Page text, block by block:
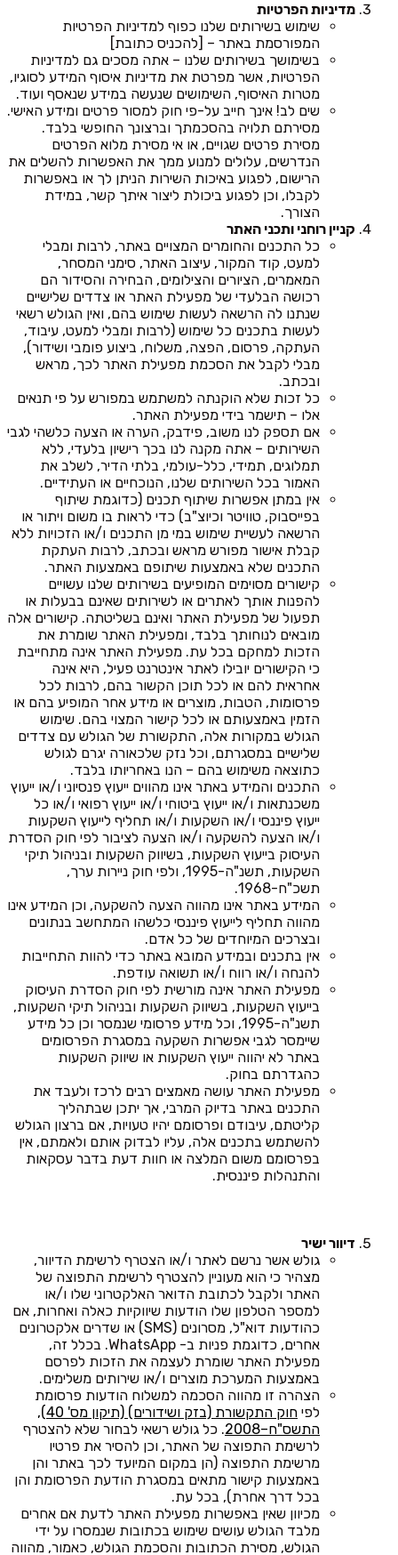
מדיניות הפרטיות
שימוש בשירותים שלנו כפוף למדיניות הפרטיות
המפורסמת באתר – [להכניס כתובת]
בשימושך בשירותים שלנו – אתה מסכים גם למדיניות
הפרטיות, אשר מפרטת את מדיניות איסוף המידע לסוגיו,
מטרות האיסוף, השימושים שנעשה במידע שנאסף ועוד.
שים לב! אינך חייב על-פי חוק למסור פרטים ומידע האישי.
מסירתם תלויה בהסכמתך וברצונך החופשי בלבד.
מסירת פרטים שגויים, או אי מסירת מלוא הפרטים
הנדרשים, עלולים למנוע ממך את האפשרות להשלים את
הרישום, לפגוע באיכות השירות הניתן לך או באפשרות
לקבלו, וכן לפגוע ביכולת ליצור איתך קשר, במידת
הצורך.
קניין רוחני ותכני האתר
כל התכנים והחומרים המצויים באתר, לרבות ומבלי
למעט, קוד המקור, עיצוב האתר, סימני המסחר,
המאמרים, הציורים והצילומים, הבחירה והסידור הם
רכושה הבלעדי של מפעילת האתר או צדדים שלישיים
שנתנו לה הרשאה לעשות שימוש בהם, ואין הגולש רשאי
לעשות בתכנים כל שימוש (לרבות ומבלי למעט, עיבוד,
העתקה, פרסום, הפצה, משלוח, ביצוע פומבי ושידור),
מבלי לקבל את הסכמת מפעילת האתר לכך, מראש
ובכתב.
כל זכות שלא הוקנתה למשתמש במפורש על פי תנאים
אלו – תישמר בידי מפעילת האתר.
אם תספק לנו משוב, פידבק, הערה או הצעה כלשהי לגבי
השירותים – אתה מקנה לנו בכך רישיון בלעדי, ללא
תמלוגים, תמידי, כלל-עולמי, בלתי הדיר, לשלב את
האמור בכל השירותים שלנו, הנוכחיים או העתידיים.
אין במתן אפשרות שיתוף תכנים (כדוגמת שיתוף
בפייסבוק, טוויטר וכיוצ"ב) כדי לראות בו משום ויתור או
הרשאה לעשיית שימוש במי מן התכנים ו/או הזכויות ללא
קבלת אישור מפורש מראש ובכתב, לרבות העתקת
התכנים שלא באמצעות שיתופם באמצעות האתר.
קישורים מסוימים המופיעים בשירותים שלנו עשויים
להפנות אותך לאתרים או לשירותים שאינם בבעלות או
תפעול של מפעילת האתר ואינם בשליטתה. קישורים אלה
מובאים לנוחותך בלבד, ומפעילת האתר שומרת את
הזכות למחקם בכל עת. מפעילת האתר אינה מתחייבת
כי הקישורים יובילו לאתר אינטרנט פעיל, היא אינה
אחראית להם או לכל תוכן הקשור בהם, לרבות לכל
פרסומות, הטבות, מוצרים או מידע אחר המופיע בהם או
הזמין באמצעותם או לכל קישור המצוי בהם. שימוש
הגולש במקורות אלה, התקשורת של הגולש עם צדדים
שלישיים במסגרתם, וכל נזק שלכאורה יגרם לגולש
כתוצאה משימוש בהם – הנו באחריותו בלבד.
התכנים והמידע באתר אינו מהווים ייעוץ פנסיוני ו/או ייעוץ
משכנתאות ו/או ייעוץ ביטוחי ו/או ייעוץ רפואי ו/או כל
ייעוץ פיננסי ו/או השקעות ו/או תחליף לייעוץ השקעות
ו/או הצעה להשקעה ו/או הצעה לציבור לפי חוק הסדרת
העיסוק בייעוץ השקעות, בשיווק השקעות ובניהול תיקי
השקעות, תשנ"ה-1995, ולפי חוק ניירות ערך,
תשכ"ח-1968.
המידע באתר אינו מהווה הצעה להשקעה, וכן המידע אינו
מהווה תחליף לייעוץ פיננסי כלשהו המתחשב בנתונים
ובצרכים המיוחדים של כל אדם.
אין בתכנים ובמידע המובא באתר כדי להוות התחייבות
להנחה ו/או רווח ו/או תשואה עודפת.
מפעילת האתר אינה מורשית לפי חוק הסדרת העיסוק
בייעוץ השקעות, בשיווק השקעות ובניהול תיקי השקעות,
תשנ"ה-1995, וכל מידע פרסומי שנמסר וכן כל מידע
שיימסר לגבי אפשרות השקעה במסגרת הפרסומים
באתר לא יהווה ייעוץ השקעות או שיווק השקעות
כהגדרתם בחוק.
מפעילת האתר עושה מאמצים רבים לרכז ולעבד את
התכנים באתר בדיוק המרבי, אך יתכן שבתהליך
קליטתם, עיבודם ופרסומם יהיו טעויות, אם ברצון הגולש
להשתמש בתכנים אלה, עליו לבדוק אותם ולאמתם, אין
בפרסומם משום המלצה או חוות דעת בדבר עסקאות
והתנהלות פיננסית.
דיוור ישיר
גולש אשר נרשם לאתר ו/או הצטרף לרשימת הדיוור,
מצהיר כי הוא מעוניין להצטרף לרשימת התפוצה של
האתר ולקבל לכתובת הדואר האלקטרוני שלו ו/או
למספר הטלפון שלו הודעות שיווקיות כאלה ואחרות, אם
כהודעות דוא"ל, מסרונים (SMS) או שדרים אלקטרונים
אחרים, כדוגמת פניות ב- WhatsApp. בכלל זה,
מפעילת האתר שומרת לעצמה את הזכות לפרסם
באמצעות המערכת מוצרים ו/או שירותים משלימים.
הצהרה זו מהווה הסכמה למשלוח הודעות פרסומת
לפי
חוק התקשורת (בזק ושידורים) (תיקון מס' 40),
התשס"ח–2008
. כל גולש רשאי לבחור שלא להצטרף
לרשימת התפוצה של האתר, וכן להסיר את פרטיו
מרשימת התפוצה (הן במקום המיועד לכך באתר והן
באמצעות קישור מתאים במסגרת הודעת הפרסומת והן
בכל דרך אחרת), בכל עת.
מכיוון שאין באפשרות מפעילת האתר לדעת אם אחרים
מלבד הגולש עושים שימוש בכתובות שנמסרו על ידי
הגולש, מסירת הכתובות והסכמת הגולש, כאמור, מהווה